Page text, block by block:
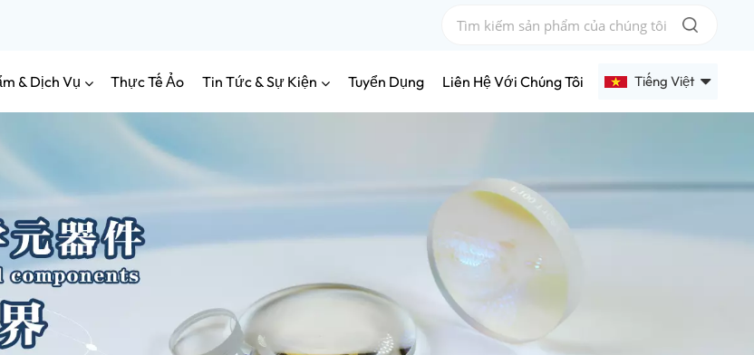
& Dịch Vụ Thực Tế Ảo Tin Tức & Sự Kiện Tuyển Dụng Liên Hệ Với Chúng Tôi Tiếng Việt